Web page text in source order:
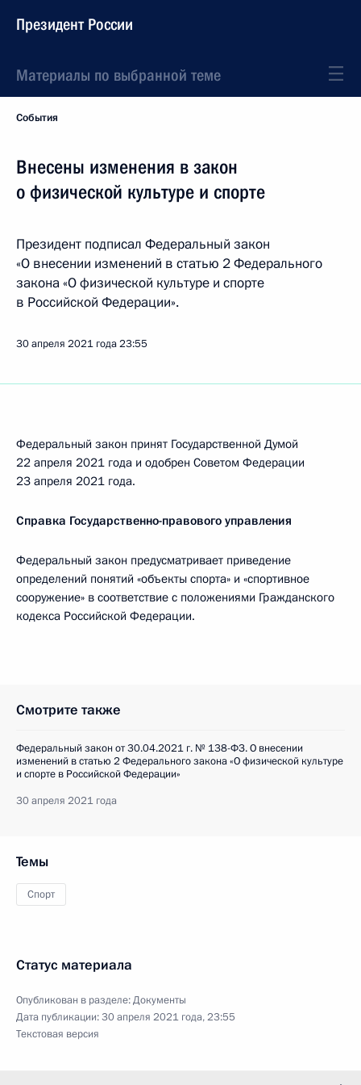
Президент России
Материалы по выбранной теме
События
Внесены изменения в закон
о физической культуре и спорте
Президент подписал Федеральный закон
«О внесении изменений в статью 2 Федерального
закона «О физической культуре и спорте
в Российской Федерации».
30 апреля 2021 года23:55
Федеральный закон принят Государственной Думой
22 апреля 2021 года и одобрен Советом Федерации
23 апреля 2021 года.
Справка Государственно-правового управления
Федеральный закон предусматривает приведение
определений понятий «объекты спорта» и «спортивное
сооружение» в соответствие с положениями Гражданского
кодекса Российской Федерации.
Смотрите также
Федеральный закон от 30.04.2021 г. № 138-ФЗ. О внесении
изменений в статью 2 Федерального закона «О физической культуре
и спорте в Российской Федерации»
30 апреля 2021 года
Темы
Спорт
Статус материала
Опубликован в разделе:Документы
Дата публикации:30 апреля 2021 года, 23:55
Текстовая версия